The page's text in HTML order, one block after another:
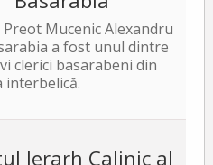
Mucenic Alexandru
a fost unul dintre
clerici basarabeni din
interbelică.
Ierarh Calinic al